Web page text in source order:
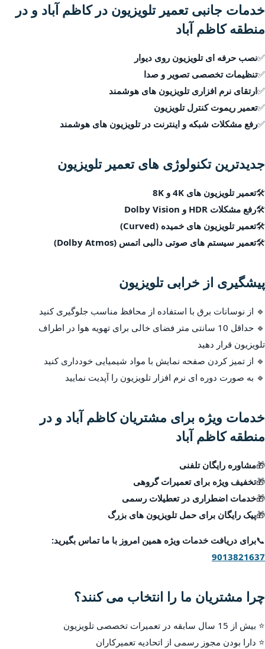
خدمات جانبی تعمیر تلویزیون در کاظم آباد و در
منطقه کاظم آباد
✅نصب حرفه ای تلویزیون روی دیوار
✅تنظیمات تخصصی تصویر و صدا
✅ارتقای نرم افزاری تلویزیون های هوشمند
✅تعمیر ریموت کنترل تلویزیون
✅رفع مشکلات شبکه و اینترنت در تلویزیون های هوشمند
جدیدترین تکنولوژی های تعمیر تلویزیون
🛠تعمیر تلویزیون های 4K و 8K
🛠رفع مشکلات HDR و Dolby Vision
🛠تعمیر تلویزیون های خمیده (Curved)
🛠تعمیر سیستم های صوتی دالبی اتمس (Dolby Atmos)
پیشگیری از خرابی تلویزیون
🔹 از نوسانات برق با استفاده از محافظ مناسب جلوگیری کنید
🔹 حداقل 10 سانتی متر فضای خالی برای تهویه هوا در اطراف
تلویزیون قرار دهید
🔹 از تمیز کردن صفحه نمایش با مواد شیمیایی خودداری کنید
🔹 به صورت دوره ای نرم افزار تلویزیون را آپدیت نمایید
خدمات ویژه برای مشتریان کاظم آباد و در
منطقه کاظم آباد
🎁مشاوره رایگان تلفنی
🎁تخفیف ویژه برای تعمیرات گروهی
🎁خدمات اضطراری در تعطیلات رسمی
🎁پیک رایگان برای حمل تلویزیون های بزرگ
📞برای دریافت خدمات ویژه همین امروز با ما تماس بگیرید:
9013821637
چرا مشتریان ما را انتخاب می کنند؟
⭐ بیش از 15 سال سابقه در تعمیرات تخصصی تلویزیون
⭐ دارا بودن مجوز رسمی از اتحادیه تعمیرکاران